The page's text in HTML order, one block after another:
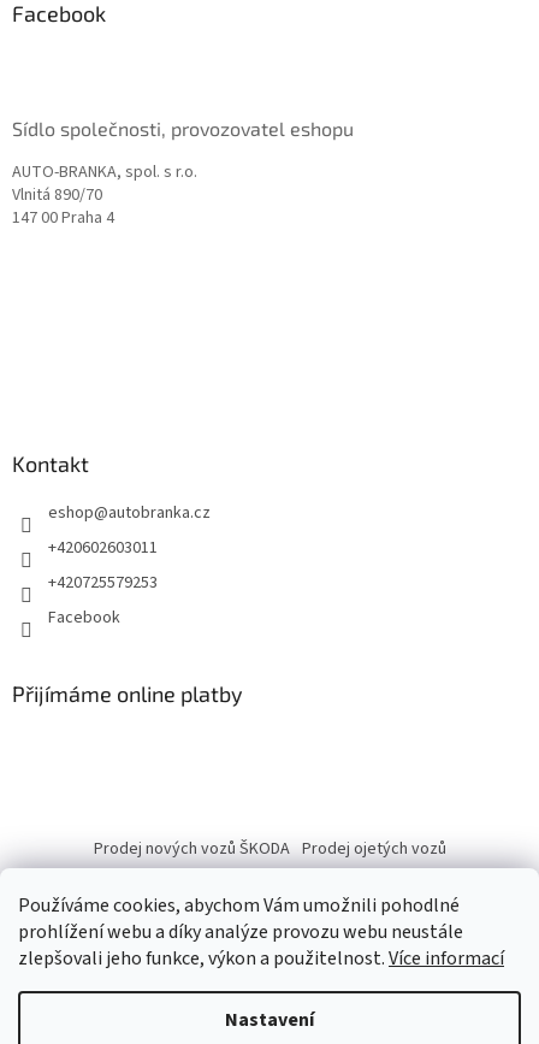
Používáme cookies, abychom Vám umožnili pohodlné
prohlížení webu a díky analýze provozu webu neustále
zlepšovali jeho funkce, výkon a použitelnost.Více informací
Nastavení
Facebook
Sídlo společnosti, provozovatel eshopu
AUTO-BRANKA, spol. s r.o.
Vlnitá 890/70
147 00 Praha 4
Kontakt
eshop@autobranka.cz
+420602603011
+420725579253
Facebook
Přijímáme online platby
Prodej nových vozů ŠKODA Prodej ojetých vozů